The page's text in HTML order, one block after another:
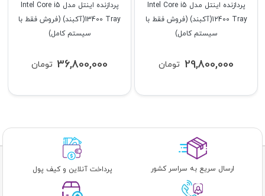
پردازنده اینتل مدل Intel Core i5
13400 Tray(آکبند) (فروش فقط با
سیستم کامل)
تومان 36,800,000
پردازنده اینتل مدل Intel Core i5
12400 Tray(آکبند) (فروش فقط با
سیستم کامل)
تومان 29,800,000
ارسال سریع به سراسر کشور پرداخت آنلاین و کیف پول